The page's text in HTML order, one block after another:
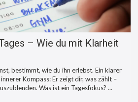
– Wie du mit Klarheit
bestimmt, wie du ihn erlebst. Ein klarer
Kompass: Er zeigt dir, was zählt –
Was ist ein Tagesfokus? ...